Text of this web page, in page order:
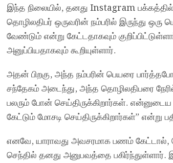
இந்த நிலையில், தனது Instagram பக்கத்தில்
தொழிலதிபர் ஒருவரின் நம்பரில் இருந்து
வேண்டும் என்று கேட்டதாகவும்
அனுப்பியதாகவும் கூறியுள்ளார்.
அதன் பிறகு, அந்த நம்பரின் பெயரை
சந்தேகம் அடைந்து, அந்த தொழிலதிபரை
பலரும் போன் செய்திருக்கிறார்கள்.
கேட்டும் மோசடி செய்திருக்கிறார்கள்” என்று
எனவே, யாராவது அவசரமாக பணம் கேட்டால்,
செந்தில் தனது அனுபவத்தை பகிர்ந்துள்ளார்.